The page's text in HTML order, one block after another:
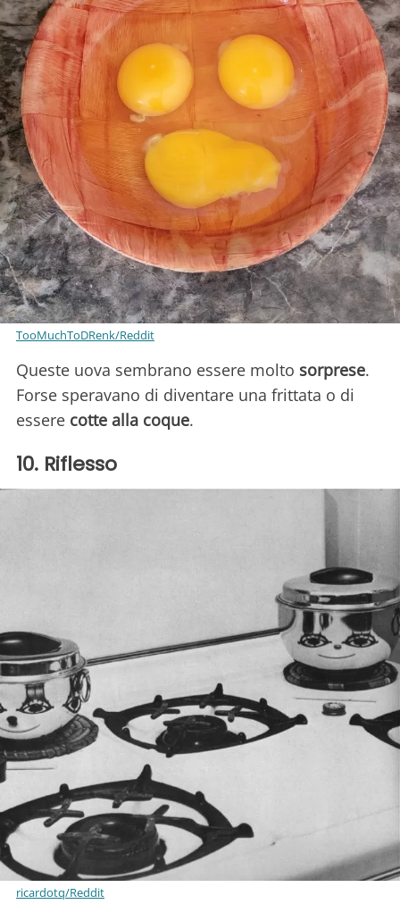
TooMuchToDRenk/Reddit
Queste uova sembrano essere molto sorprese.
Forse speravano di diventare una frittata o di
essere cotte alla coque.
10. Riflesso
ricardotq/Reddit